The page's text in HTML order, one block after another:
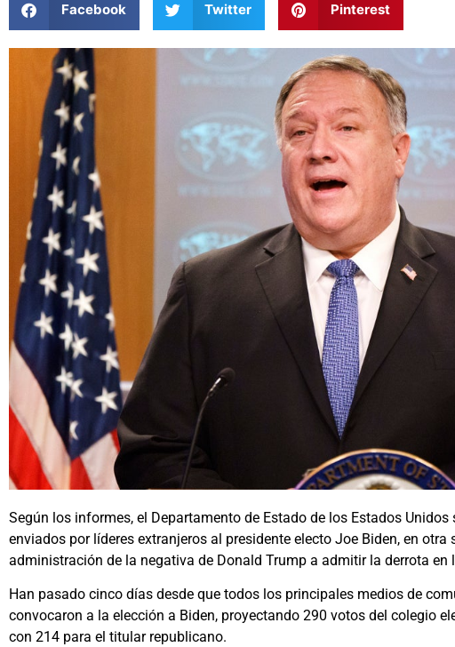
Facebook Twitter Pinterest
Según los informes, el Departamento de Estado de los Estados
enviados por líderes extranjeros al presidente electo Joe Biden, en otra
administración de la negativa de Donald Trump a admitir la derrota en
Han pasado cinco días desde que todos los principales medios de
convocaron a la elección a Biden, proyectando 290 votos del colegio
con 214 para el titular republicano.